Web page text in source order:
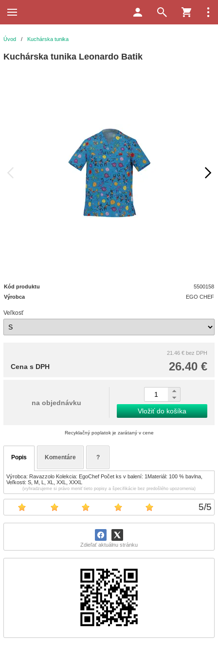
5/5
Zdieľať aktuálnu stránku
Úvod / Kuchárska tunika
Kuchárska tunika Leonardo Batik
Kód produktu
5500158
Výrobca
EGO CHEF
Veľkosť
21.46 € bez DPH
26.40 €
Cena s DPH
na objednávku
Vložiť do košíka
Recyklačný poplatok je zarátaný v cene
Popis Komentáre ?
Výrobca: Ravazzolo Kolekcia: EgoChef Počet ks v balení: 1Materiál: 100 % bavlna,
Veľkosti: S, M, L, XL, XXL, XXXL
(vyhradzujeme si právo meniť tieto popisy a špecifikácie bez predošlého upozornenia)